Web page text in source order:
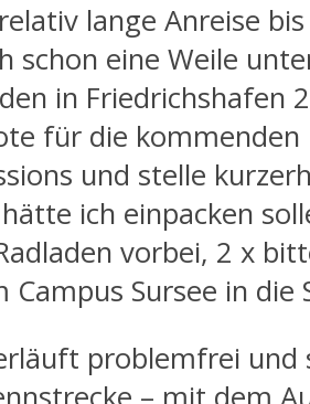
lange Anreise
schon eine Weile
in Friedrichshafen
für die kommenden
und stelle
ich einpacken
vorbei, 2 x
Campus Sursee in die
problemfrei und